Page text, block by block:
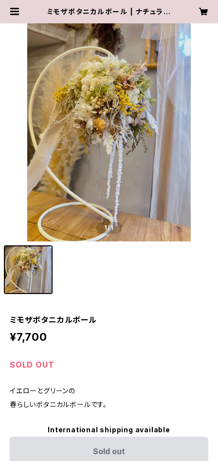
ミモザボタニカルボール | ナチュラル
wasabi.botanical
1/1
ミモザボタニカルボール
¥7,700
SOLD OUT
イエローとグリーンの
春らしいボタニカルボールです。
International shipping available
Sold out